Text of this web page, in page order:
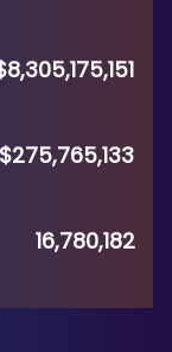
$275,765,133
16,780,182